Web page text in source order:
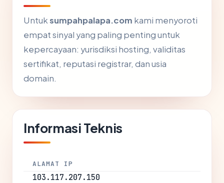
Untuksumpahpalapa.com kami menyoroti
empat sinyal yang paling penting untuk
kepercayaan: yurisdiksi hosting, validitas
sertifikat, reputasi registrar, dan usia
domain.
Informasi Teknis
ALAMAT IP
103.117.207.150